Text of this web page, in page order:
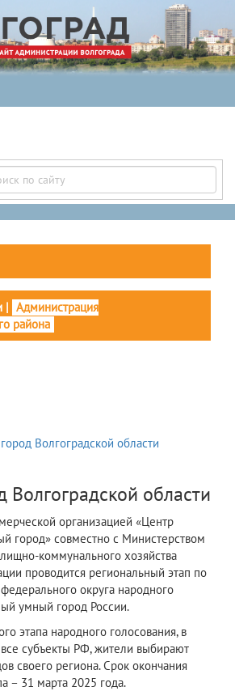
| Администрация
района
области
организацией «Центр
город» совместно с Министерством
коммунального хозяйства
проводится региональный этап по
округа народного
умный город России.
этапа народного голосования, в
субъекты РФ, жители выбирают
своего региона. Срок окончания
– 31 марта 2025 года.